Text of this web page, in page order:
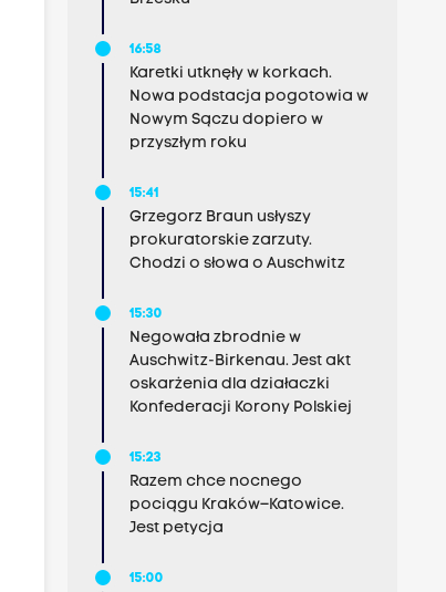
16:58
Karetki utknęły w korkach.
Nowa podstacja pogotowia w
Nowym Sączu dopiero w
przyszłym roku
15:41
Grzegorz Braun usłyszy
prokuratorskie zarzuty.
Chodzi o słowa o Auschwitz
15:30
Negowała zbrodnie w
Auschwitz-Birkenau. Jest akt
oskarżenia dla działaczki
Konfederacji Korony Polskiej
15:23
Razem chce nocnego
pociągu Kraków–Katowice.
Jest petycja
15:00